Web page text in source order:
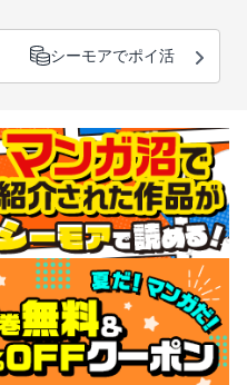
シーモアでポイ活